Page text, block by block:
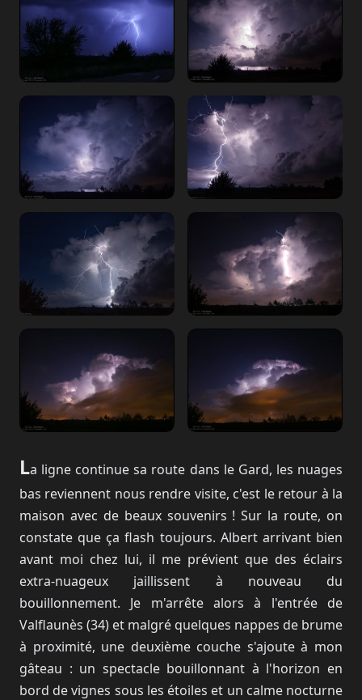
La ligne continue sa route dans le Gard, les nuages
bas reviennent nous rendre visite, c'est le retour à la
maison avec de beaux souvenirs ! Sur la route, on
constate que ça flash toujours. Albert arrivant bien
avant moi chez lui, il me prévient que des éclairs
extra-nuageux jaillissent à nouveau du
bouillonnement. Je m'arrête alors à l'entrée de
Valflaunès (34) et malgré quelques nappes de brume
à proximité, une deuxième couche s'ajoute à mon
gâteau : un spectacle bouillonnant à l'horizon en
bord de vignes sous les étoiles et un calme nocturne